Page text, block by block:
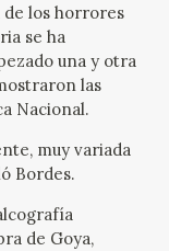
de los horrores
se ha
una y otra
las
Nacional.
muy variada
Bordes.
de Goya,